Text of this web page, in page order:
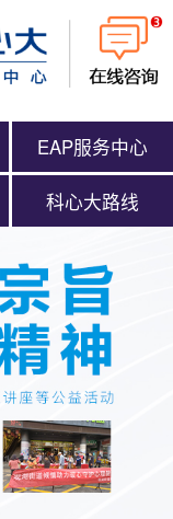
EAP服务中心
科心大路线